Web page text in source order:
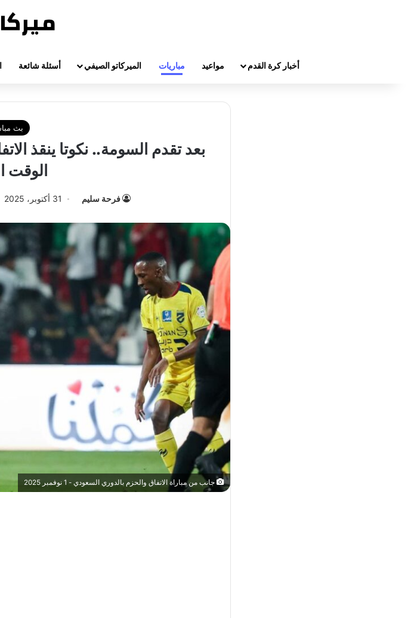
أخبار كرة القدم مواعيد مباريات الميركاتو الصيفي أسئلة شائعة
بث
بعد تقدم السومة.. نكوتا ينقذ
الوقت
فرحة سليم 31 أكتوبر، 2025
جانب من مباراة الاتفاق والحزم بالدوري السعودي - 1 نوفمبر 2025